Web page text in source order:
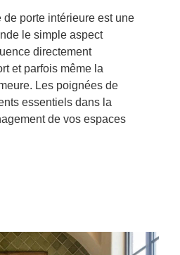
porte intérieure est une
le simple aspect
directement
et parfois même la
Les poignées de
essentiels dans la
de vos espaces